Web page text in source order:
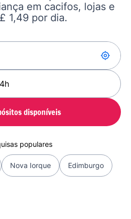
em cacifos, lojas e
1,49 por dia.
disponíveis
populares
Nova Iorque Edimburgo